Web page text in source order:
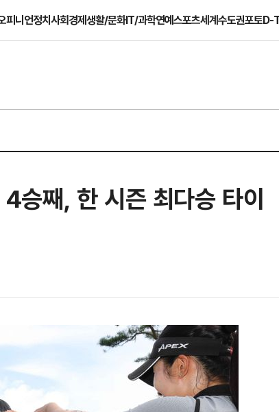
피니언정치사회경제생활/문화IT/과학연예스포츠세계수도권포토D-
4승째, 한 시즌 최다승 타이